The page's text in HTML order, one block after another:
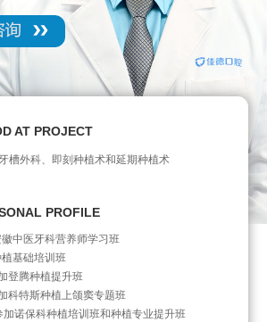
AT PROJECT
槽外科、即刻种植术和延期种植术
PROFILE
中医牙科营养师学习班
基础培训班
腾种植提升班
特斯种植上颌窦专题班
保科种植培训班和种植专业提升班